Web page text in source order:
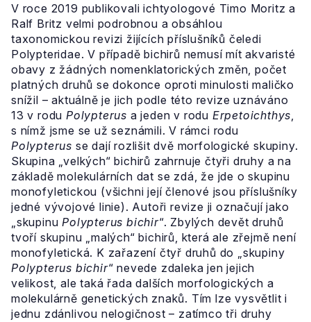
V roce 2019 publikovali ichtyologové Timo Moritz a
Ralf Britz velmi podrobnou a obsáhlou
taxonomickou revizi žijících příslušníků čeledi
Polypteridae. V případě bichirů nemusí mít akvaristé
obavy z žádných nomenklatorických změn, počet
platných druhů se dokonce oproti minulosti maličko
snížil – aktuálně je jich podle této revize uznáváno
13 v roduPolypterus a jeden v rodu Erpetoichthys,
s nímž jsme se už seznámili. V rámci rodu
Polypterus se dají rozlišit dvě morfologické skupiny.
Skupina „velkých“ bichirů zahrnuje čtyři druhy a na
základě molekulárních dat se zdá, že jde o skupinu
monofyletickou (všichni její členové jsou příslušníky
jedné vývojové linie). Autoři revize ji označují jako
„skupinuPolypterus bichir“. Zbylých devět druhů
tvoří skupinu „malých“ bichirů, která ale zřejmě není
monofyletická. K zařazení čtyř druhů do „skupiny
Polypterus bichir“ nevede zdaleka jen jejich
velikost, ale taká řada dalších morfologických a
molekulárně genetických znaků. Tím lze vysvětlit i
jednu zdánlivou nelogičnost – zatímco tři druhy